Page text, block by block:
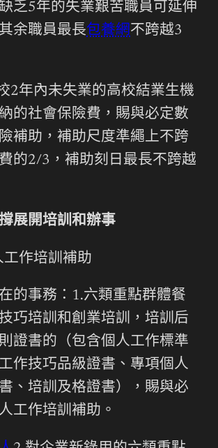
乏5年的失業艱苦職員可延伸
余職員最長包養網不跨越3
2年內未失業的高校結業生機
的社會保險費，賜與必定數
補助，補助尺度準繩上不跨
的2/3，補助刻日最長不跨越
展開培訓和辦事
工作培訓補助
的事務：1.六類重點群體餐
巧培訓和創業培訓，培訓后
證書的（包含個人工作標準
作技巧品級證書、專項個人
、培訓及格證書），賜與必
工作培訓補助。